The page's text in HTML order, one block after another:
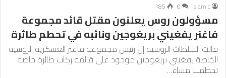
islamic
0
185
مسؤولون روس يعلنون مقتل قائد مجموعة
فاغنر يفغيني بريغوجين ونائبه في تحطم طائرة
قالت السلطات الروسية إن رئيس مجموعة فاغنر العسكرية الروسية
الخاصة يفغيني بريغوجين موجود على قائمة ركاب طائرة خاصة
تحطمت مساء…